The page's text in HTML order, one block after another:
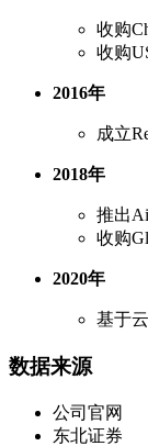
收购
收购
2016年
成立
2018年
推出
收购
2020年
基于
数据来源
公司官网
东北证券